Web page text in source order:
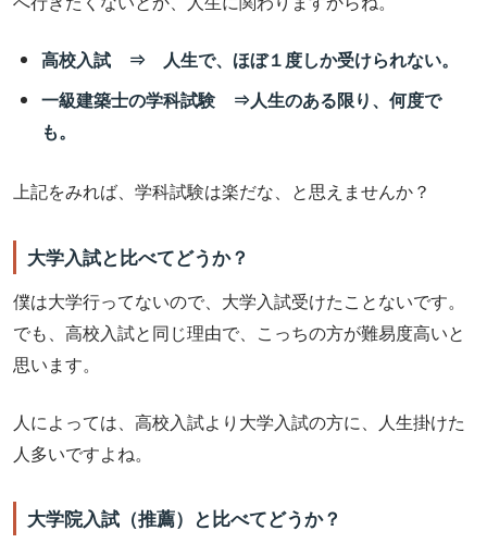
高校入試 ⇒ 人生で、ほぼ１度しか受けられない。
一級建築士の学科試験 ⇒人生のある限り、何度で
も。
上記をみれば、学科試験は楽だな、と思えませんか？
大学入試と比べてどうか？
僕は大学行ってないので、大学入試受けたことないです。
でも、高校入試と同じ理由で、こっちの方が難易度高いと
思います。
人によっては、高校入試より大学入試の方に、人生掛けた
人多いですよね。
大学院入試（推薦）と比べてどうか？